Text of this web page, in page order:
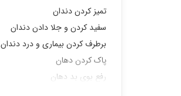
تمیز کردن دندان
سفید کردن و جلا دادن دندان
برطرف کردن بیماری و درد دندان
پاک کردن دهان
رفع بوی بد دهان